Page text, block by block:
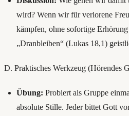
wird? Wenn wir für verlorene
kämpfen, ohne sofortige
„Dranbleiben“ (Lukas 18,1)
D. Praktisches Werkzeug (Hörendes
Übung: Probiert als Gruppe
absolute Stille. Jeder bittet Gott